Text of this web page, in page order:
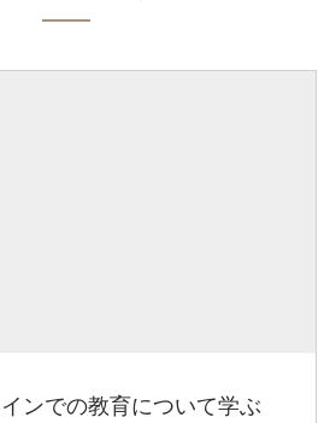
ンでの教育について学ぶ